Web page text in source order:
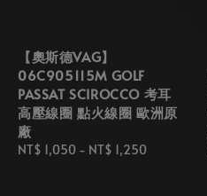
【奧斯德VAG】
06C905115M GOLF
PASSAT SCIROCCO 考耳
高壓線圈 點火線圈 歐洲原
廠
Regular
NT$ 1,050 - NT$ 1,250